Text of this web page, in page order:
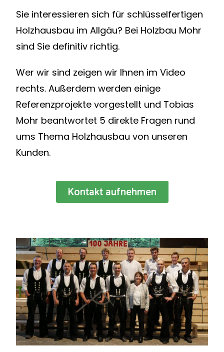
Sie interessieren sich für schlüsselfertigen
Holzhausbau im Allgäu? Bei Holzbau Mohr
sind Sie definitiv richtig.
Wer wir sind zeigen wir Ihnen im Video
rechts. Außerdem werden einige
Referenzprojekte vorgestellt und Tobias
Mohr beantwortet 5 direkte Fragen rund
ums Thema Holzhausbau von unseren
Kunden.
Kontakt aufnehmen